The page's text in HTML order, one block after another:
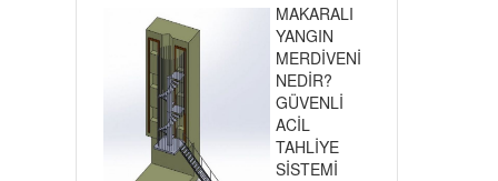
MAKARALI
YANGIN
MERDİVENİ
NEDİR?
GÜVENLİ
ACİL
TAHLİYE
SİSTEMİ